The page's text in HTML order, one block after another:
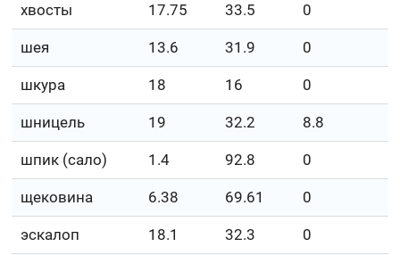
хвосты 17.75 33.5 0
шея 13.6 31.9 0
шкура 18 16 0
шницель 19 32.2 8.8
шпик (сало) 1.4 92.8 0
щековина 6.38 69.61 0
эскалоп 18.1 32.3 0